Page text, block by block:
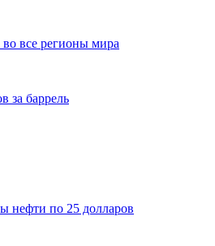
все регионы мира
за баррель
нефти по 25 долларов